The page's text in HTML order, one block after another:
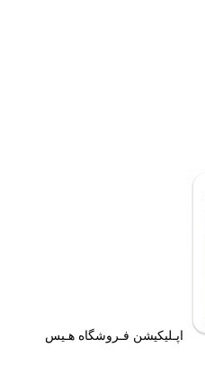
اپـلیکیشن فـروشگاه هـیس